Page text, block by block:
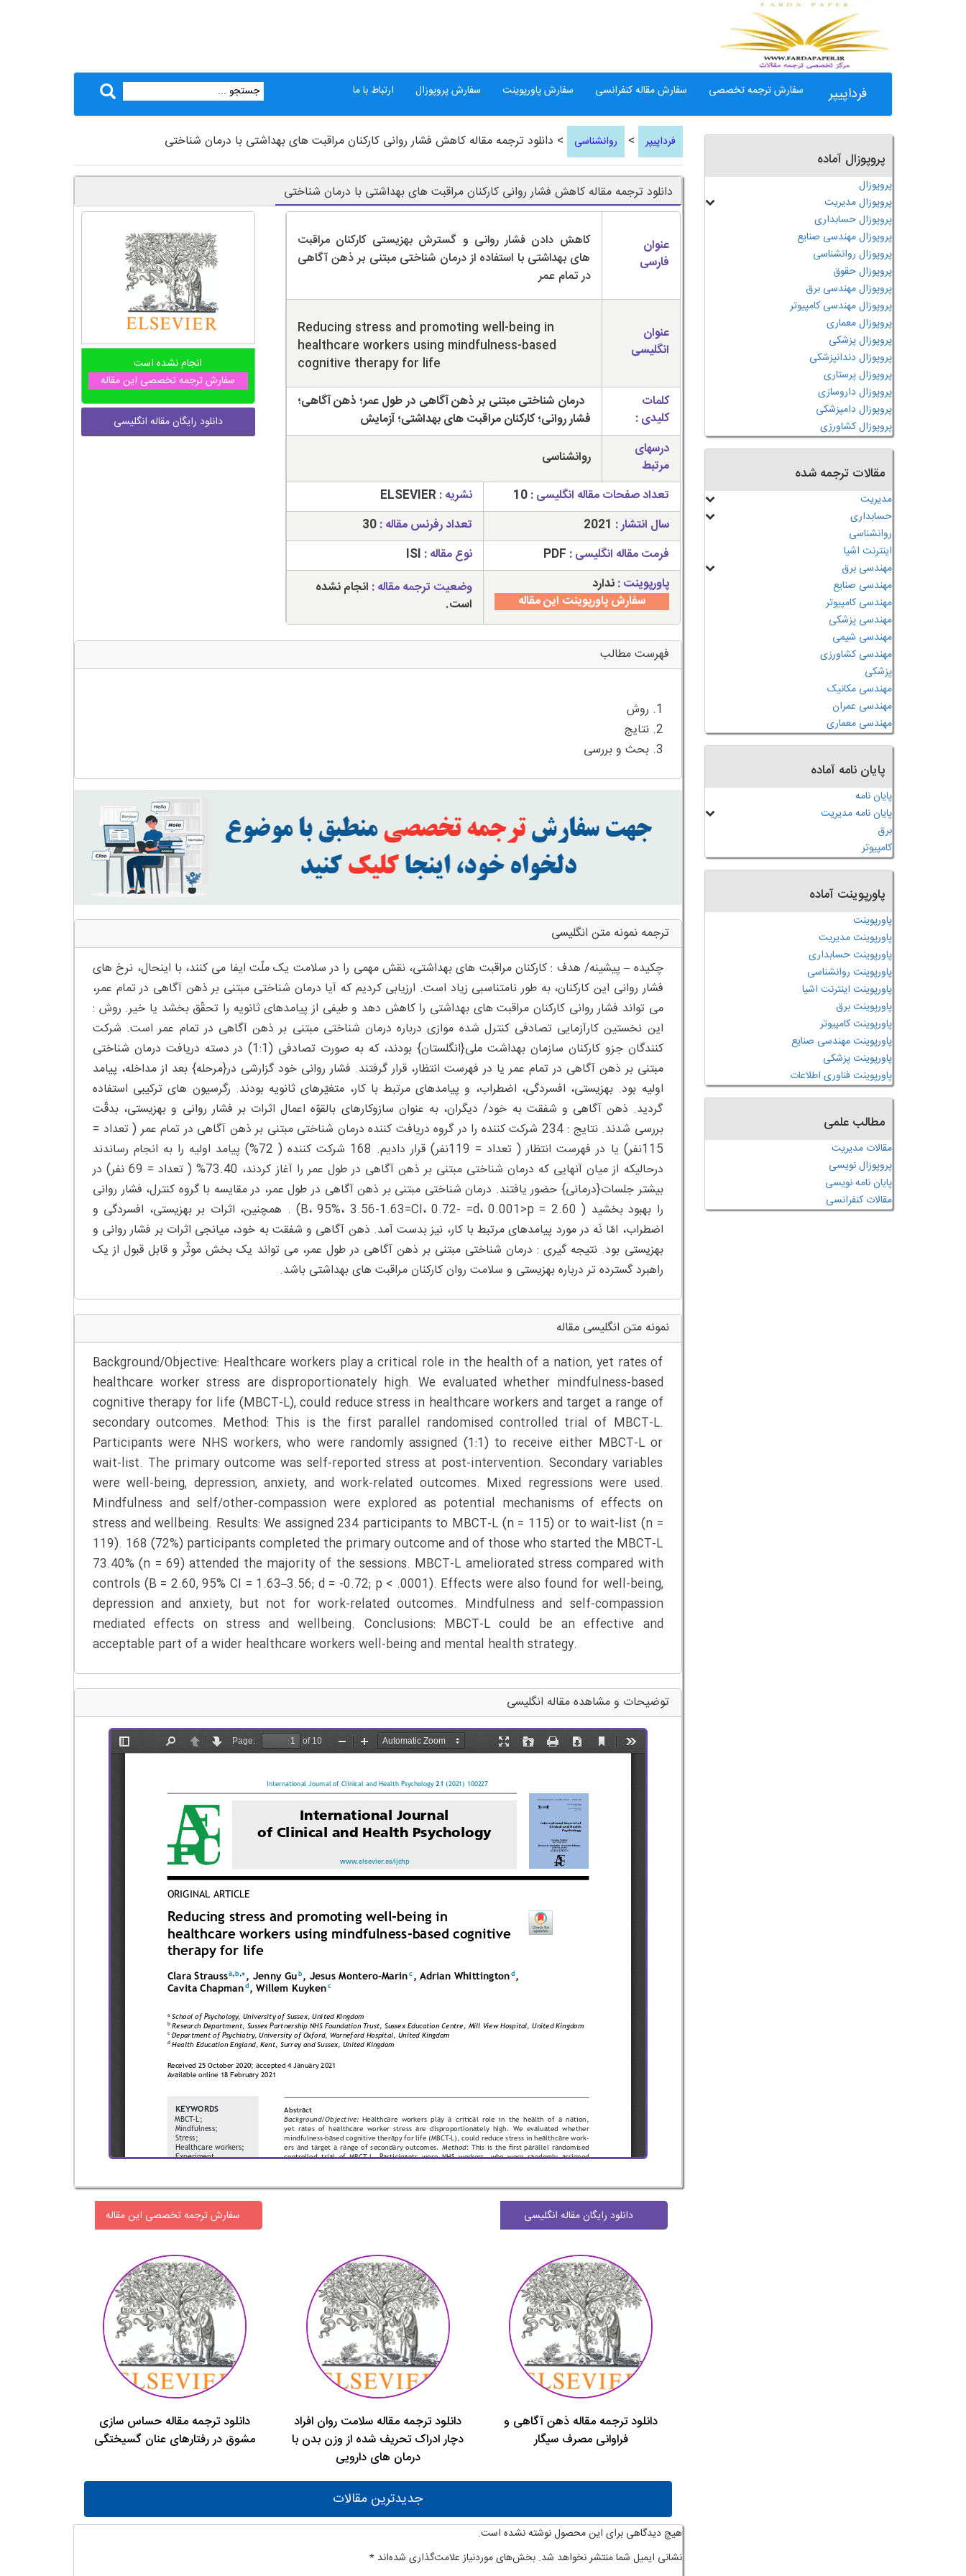
فرداپیپر سفارش ترجمه تخصصی سفارش مقاله کنفرانسی سفارش پاورپوینت سفارش پروپوزال ارتباط با ما
فرداپیپر > روانشناسی > دانلود ترجمه مقاله کاهش فشار روانی کارکنان مراقبت های بهداشتی با درمان شناختی
دانلود ترجمه مقاله کاهش فشار روانی کارکنان مراقبت های بهداشتی با درمان شناختی
عنوان
فارسی
کاهش دادن فشار روانی و گسترش بهزیستی کارکنان مراقبت
های بهداشتی با استفاده از درمان شناختی مبتنی بر ذهن آگاهی
در تمام عمر
عنوان
انگلیسی
Reducing stress and promoting well-being in
healthcare workers using mindfulness-based
cognitive therapy for life
کلمات
کلیدی :
درمان شناختی مبتنی بر ذهن آگاهی در طول عمر؛ ذهن آگاهی؛
فشار روانی؛ کارکنان مراقبت های بهداشتی؛ آزمایش
درسهای
مرتبط
روانشناسی
تعداد صفحات مقاله انگلیسی :10 نشریه :ELSEVIER
سال انتشار : 2021 تعداد رفرنس مقاله :30
فرمت مقاله انگلیسی : PDF نوع مقاله : ISI
پاورپوینت :ندارد
سفارش پاورپوینت این مقاله
وضعیت ترجمه مقاله : انجام نشده
است.
انجام نشده است
سفارش ترجمه تخصصی این مقاله
دانلود رایگان مقاله انگلیسی
فهرست مطالب
3. بحث و بررسی
ترجمه نمونه متن انگلیسی
چکیده – پیشینه/ هدف : کارکنان مراقبت های بهداشتی، نقش مهمی را در سلامت یک ملّت ایفا می کنند، با اینحال، نرخ های
فشار روانی این کارکنان، به طور نامتناسبی زیاد است. ارزیابی کردیم که آیا درمان شناختی مبتنی بر ذهن آگاهی در تمام عمر،
می تواند فشار روانی کارکنان مراقبت های بهداشتی را کاهش دهد و طیفی از پیامدهای ثانویه را تحقّق بخشد یا خیر. روش :
این نخستین کارآزمایی تصادفی کنترل شده موازی درباره درمان شناختی مبتنی بر ذهن آگاهی در تمام عمر است. شرکت
کنندگان جزو کارکنان سازمان بهداشت ملی{انگلستان} بودند، که به صورت تصادفی (1:1) در دسته دریافت درمان شناختی
مبتنی بر ذهن آگاهی در تمام عمر یا در فهرست انتظار، قرار گرفتند. فشار روانی خود گزارشی در{مرحله} بعد از مداخله، پیامد
اولیه بود. بهزیستی، افسردگی، اضطراب، و پیامدهای مرتبط با کار، متغیّرهای ثانویه بودند. رگرسیون های ترکیبی استفاده
گردید. ذهن آگاهی و شفقت به خود/ دیگران، به عنوان سازوکارهای بالقوّه اعمال اثرات بر فشار روانی و بهزیستی، بدقّت
بررسی شدند. نتایج : 234 شرکت کننده را در گروه دریافت کننده درمان شناختی مبتنی بر ذهن آگاهی در تمام عمر ( تعداد =
115نفر) یا در فهرست انتظار ( تعداد = 119نفر) قرار دادیم. 168 شرکت کننده ( 72%) پیامد اولیه را به انجام رساندند
درحالیکه از میان آنهایی که درمان شناختی مبتنی بر ذهن آگاهی در طول عمر را آغاز کردند، 73.40% ( تعداد = 69 نفر) در
بیشتر جلسات{درمانی} حضور یافتند. درمان شناختی مبتنی بر ذهن آگاهی در طول عمر، در مقایسه با گروه کنترل، فشار روانی
را بهبود بخشید ( 2.60 = B، 95%، 3.56-1.63=CI، 0.72- =d، 0.001>p) . همچنین، اثرات بر بهزیستی، افسردگی و
اضطراب، امّا نَه در مورد پیامدهای مرتبط با کار، نیز بدست آمد. ذهن آگاهی و شفقت به خود، میانجی اثرات بر فشار روانی و
بهزیستی بود. نتیجه گیری : درمان شناختی مبتنی بر ذهن آگاهی در طول عمر، می تواند یک بخش موثّر و قابل قبول از یک
راهبرد گسترده تر درباره بهزیستی و سلامت روان کارکنان مراقبت های بهداشتی باشد.
نمونه متن انگلیسی مقاله
Background/Objective: Healthcare workers play a critical role in the health of a nation, yet rates of
healthcare worker stress are disproportionately high. We evaluated whether mindfulness-based
cognitive therapy for life (MBCT-L), could reduce stress in healthcare workers and target a range of
secondary outcomes. Method: This is the first parallel randomised controlled trial of MBCT-L.
Participants were NHS workers, who were randomly assigned (1:1) to receive either MBCT-L or
wait-list. The primary outcome was self-reported stress at post-intervention. Secondary variables
were well-being, depression, anxiety, and work-related outcomes. Mixed regressions were used.
Mindfulness and self/other-compassion were explored as potential mechanisms of effects on
stress and wellbeing. Results: We assigned 234 participants to MBCT-L (n = 115) or to wait-list (n =
119). 168 (72%) participants completed the primary outcome and of those who started the MBCT-L
73.40% (n = 69) attended the majority of the sessions. MBCT-L ameliorated stress compared with
controls (B = 2.60, 95% CI = 1.63‒3.56; d = -0.72; p < .0001). Effects were also found for well-being,
depression and anxiety, but not for work-related outcomes. Mindfulness and self-compassion
mediated effects on stress and wellbeing. Conclusions: MBCT-L could be an effective and
acceptable part of a wider healthcare workers well-being and mental health strategy.
توضیحات و مشاهده مقاله انگلیسی
دانلود رایگان مقاله انگلیسی سفارش ترجمه تخصصی این مقاله
دانلود ترجمه مقاله ذهن آگاهی و
فراوانی مصرف سیگار
دانلود ترجمه مقاله سلامت روان افراد
دچار ادراک تحریف شده از وزن بدن با
درمان های دارویی
دانلود ترجمه مقاله حساس سازی
مشوق در رفتارهای عنان گسیختگی
جدیدترین مقالات
هیچ دیدگاهی برای این محصول نوشته نشده است.
نشانی ایمیل شما منتشر نخواهد شد. بخش‌های موردنیاز علامت‌گذاری شده‌اند*
پروپوزال آماده
پروپوزال
پروپوزال مدیریت
پروپوزال حسابداری
پروپوزال مهندسی صنایع
پروپوزال روانشناسی
پروپوزال حقوق
پروپوزال مهندسی برق
پروپوزال مهندسی کامپیوتر
پروپوزال معماری
پروپوزال پزشکی
پروپوزال دندانپزشکی
پروپوزال پرستاری
پروپوزال داروسازی
پروپوزال دامپزشکی
پروپوزال کشاورزی
مقالات ترجمه شده
مدیریت
حسابداری
روانشناسی
اینترنت اشیا
مهندسی برق
مهندسی صنایع
مهندسی کامپیوتر
مهندسی پزشکی
مهندسی شیمی
مهندسی کشاورزی
پزشکی
مهندسی مکانیک
مهندسی عمران
مهندسی معماری
پایان نامه آماده
پایان نامه
پایان نامه مدیریت
برق
کامپیوتر
پاورپوینت آماده
پاورپوینت
پاورپوینت مدیریت
پاورپوینت حسابداری
پاورپوینت روانشناسی
پاورپوینت اینترنت اشیا
پاورپوینت برق
پاورپوینت کامپیوتر
پاورپوینت مهندسی صنایع
پاورپوینت پزشکی
پاورپوینت فناوری اطلاعات
مطالب علمی
مقالات مدیریت
پروپوزال نویسی
پایان نامه نویسی
مقالات کنفرانسی